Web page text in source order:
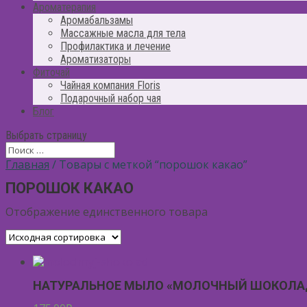
Ароматерапия
Аромабальзамы
Массажные масла для тела
Профилактика и лечение
Ароматизаторы
Фиточай
Чайная компания Floris
Подарочный набор чая
Блог
Выбрать страницу
Главная / Товары с меткой “порошок какао”
ПОРОШОК КАКАО
Отображение единственного товара
НАТУРАЛЬНОЕ МЫЛО «МОЛОЧНЫЙ